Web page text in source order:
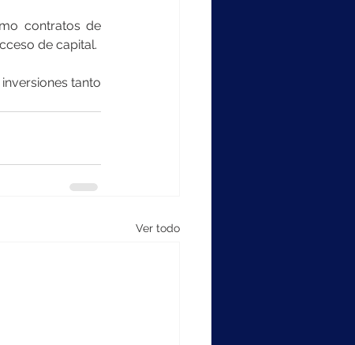
contratos de
de capital.
tanto
Ver todo